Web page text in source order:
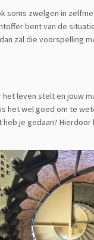
zwelgen in
bent van de
zal die voorspelling
leven stelt en
wel goed om te
je gedaan?